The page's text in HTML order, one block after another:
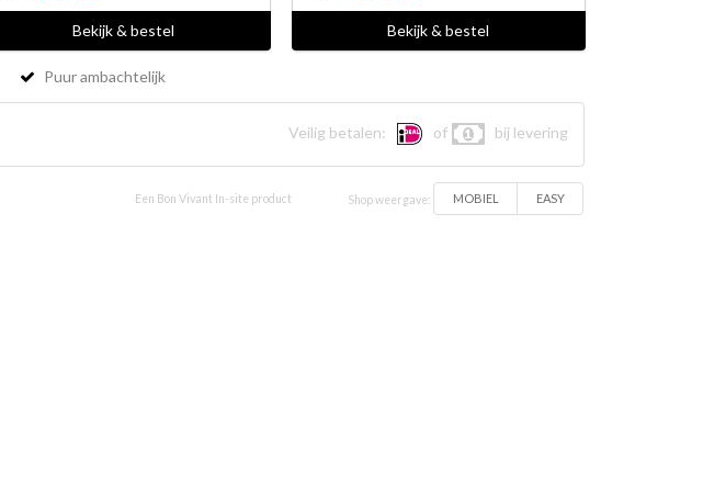
Bekijk & bestel Bekijk & bestel
Puur ambachtelijk
Veilig betalen: of bij levering
Een Bon Vivant In-site product Shop weergave: MOBIEL EASY